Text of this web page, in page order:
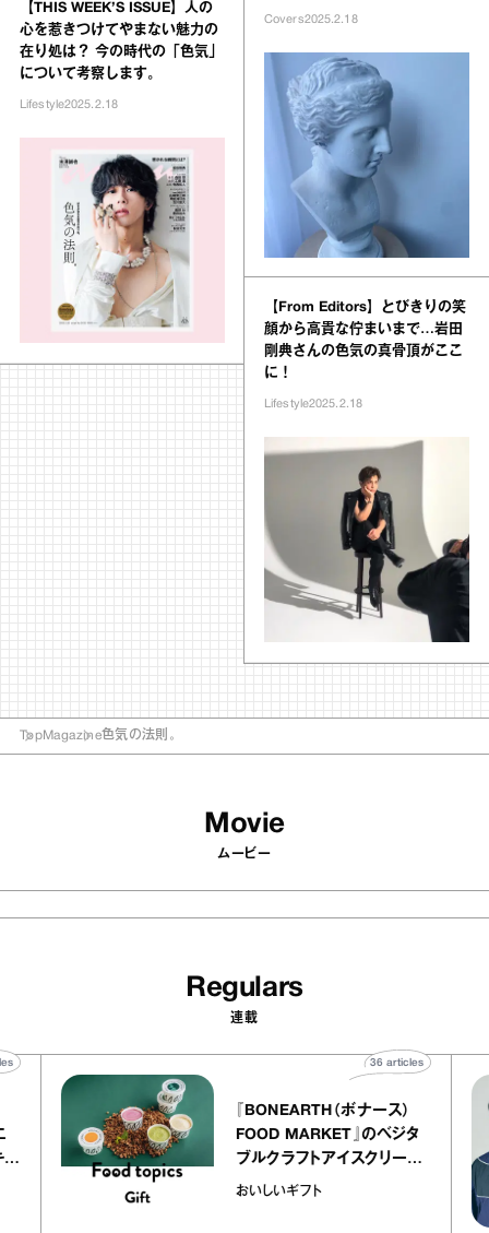
【THIS WEEK’S ISSUE】人の
心を惹きつけてやまない魅力の
在り処は？ 今の時代の「色気」
について考察します。
Lifestyle2025.2.18
Covers2025.2.18
【From Editors】とびきりの笑
顔から高貴な佇まいまで…岩田
剛典さんの色気の真骨頂がここ
に！
Lifestyle2025.2.18
TopMagazine色気の法則。
Movie
ムービー
Regulars
連載
エ
キャ
articles
『BONEARTH（ボナース）
FOOD MARKET』のベジタ
ブルクラフトアイスクリーム
｜真野知子の「おいしいギフ
おいしいギフト
36articles